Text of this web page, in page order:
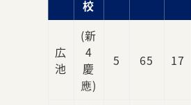
校
広
池
(新
4
慶
應)
5 65 17